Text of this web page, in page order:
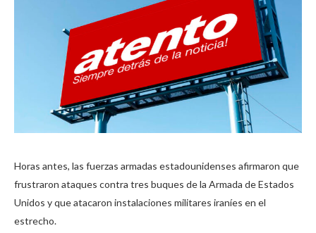
Horas antes, las fuerzas armadas estadounidenses afirmaron que
frustraron ataques contra tres buques de la Armada de Estados
Unidos y que atacaron instalaciones militares iraníes en el
estrecho.